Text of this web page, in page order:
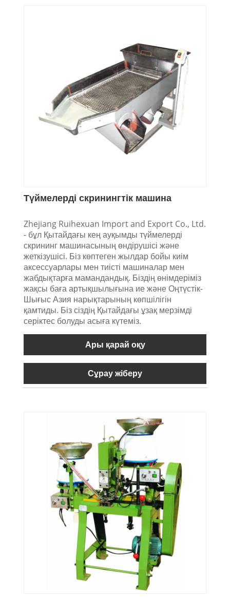
Түймелерді скринингтік машина
Zhejiang Ruihexuan Import and Export Co., Ltd.
- бұл Қытайдағы кең ауқымды түймелерді
скрининг машинасының өндірушісі және
жеткізушісі. Біз көптеген жылдар бойы киім
аксессуарлары мен тиісті машиналар мен
жабдықтарға мамандандық. Біздің өнімдеріміз
жақсы баға артықшылығына ие және Оңтүстік-
Шығыс Азия нарықтарының көпшілігін
қамтиды. Біз сіздің Қытайдағы ұзақ мерзімді
серіктес болуды асыға күтеміз.
Ары қарай оқу
Сұрау жіберу